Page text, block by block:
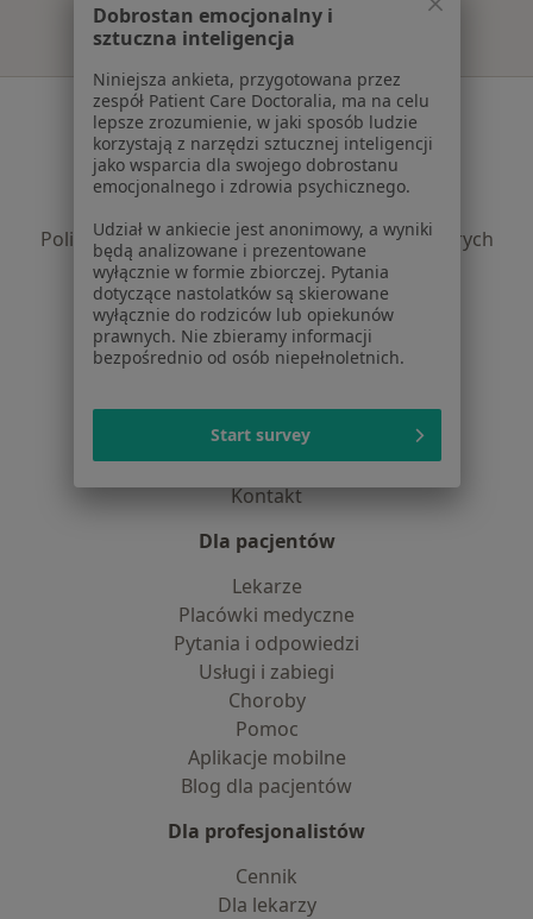
Serwis
Regulamin
Polityka prywatności pacjentów
Polityka prywatności dla profesjonalistów, których
dane pozyskaliśmy samodzielnie
Polityka cookies
Jak działają wyniki wyszukiwania
Dostępność
Praca Rekrutujemy!
Partnerzy
Centrum prasowe
Kontakt
Dla pacjentów
Lekarze
Placówki medyczne
Pytania i odpowiedzi
Usługi i zabiegi
Choroby
Pomoc
Aplikacje mobilne
Blog dla pacjentów
Dla profesjonalistów
Cennik
Dla lekarzy
Dobrostan emocjonalny i
sztuczna inteligencja
Niniejsza ankieta, przygotowana przez
zespół Patient Care Doctoralia, ma na celu
lepsze zrozumienie, w jaki sposób ludzie
korzystają z narzędzi sztucznej inteligencji
jako wsparcia dla swojego dobrostanu
emocjonalnego i zdrowia psychicznego.
Udział w ankiecie jest anonimowy, a wyniki
będą analizowane i prezentowane
wyłącznie w formie zbiorczej. Pytania
dotyczące nastolatków są skierowane
wyłącznie do rodziców lub opiekunów
prawnych. Nie zbieramy informacji
bezpośrednio od osób niepełnoletnich.
Start survey